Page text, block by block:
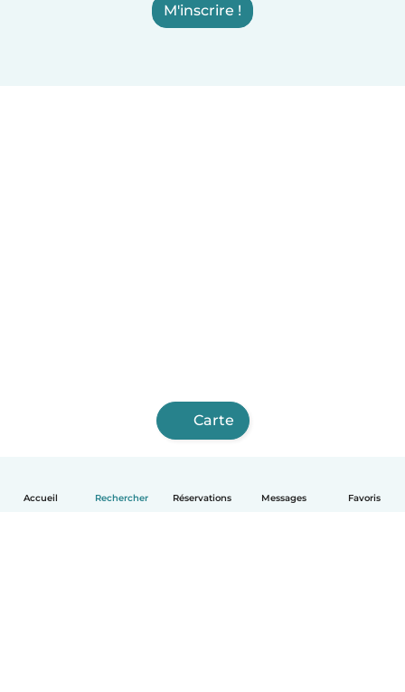
Accueil Rechercher Réservations Messages Favoris
M'inscrire !
Carte